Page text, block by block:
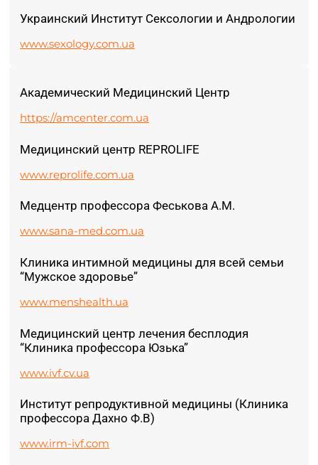
Украинский Институт Сексологии и Андрологии
www.sexology.com.ua
Академический Медицинский Центр
https://amcenter.com.ua
Медицинский центр REPROLIFE
www.reprolife.com.ua
Медцентр профессора Феськова А.М.
www.sana-med.com.ua
Клиника интимной медицины для всей семьи
“Мужское здоровье”
www.menshealth.ua
Медицинский центр лечения бесплодия
“Клиника профессора Юзька”
www.ivf.cv.ua
Институт репродуктивной медицины (Клиника
профессора Дахно Ф.В)
www.irm-ivf.com